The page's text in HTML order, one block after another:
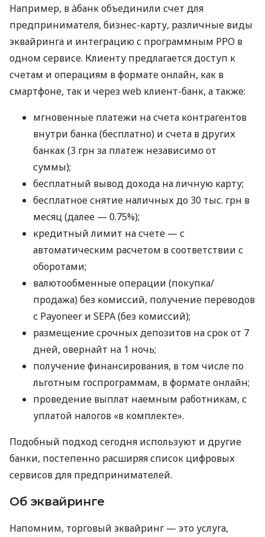
Например, в àбанк объединили счет для
предпринимателя, бизнес-карту, различные виды
эквайринга и интеграцию с программным РРО в
одном сервисе. Клиенту предлагается доступ к
счетам и операциям в формате онлайн, как в
смартфоне, так и через web клиент-банк, а также:
мгновенные платежи на счета контрагентов
внутри банка (бесплатно) и счета в других
банках (3 грн за платеж независимо от
суммы);
бесплатный вывод дохода на личную карту;
бесплатное снятие наличных до 30 тыс. грн в
месяц (далее — 0.75%);
кредитный лимит на счете — с
автоматическим расчетом в соответствии с
оборотами;
валютообменные операции (покупка/
продажа) без комиссий, получение переводов
с Payoneer и SEPA (без комиссий);
размещение срочных депозитов на срок от 7
дней, овернайт на 1 ночь;
получение финансирования, в том числе по
льготным госпрограммам, в формате онлайн;
проведение выплат наемным работникам, с
уплатой налогов «в комплекте».
Подобный подход сегодня используют и другие
банки, постепенно расширяя список цифровых
сервисов для предпринимателей.
Об эквайринге
Напомним, торговый эквайринг — это услуга,